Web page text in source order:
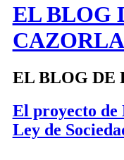
EL BLOG
CAZORLA
EL BLOG DE
El proyecto de
Ley de